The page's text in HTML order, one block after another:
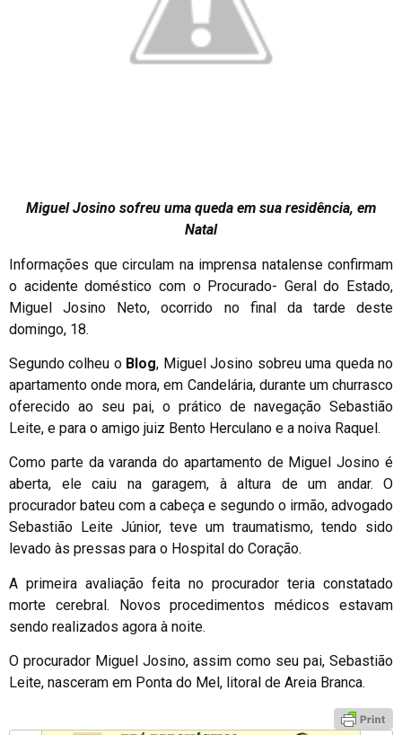
Miguel Josino sofreu uma queda em sua residência, em
Natal
Informações que circulam na imprensa natalense confirmam
o acidente doméstico com o Procurado- Geral do Estado,
Miguel Josino Neto, ocorrido no final da tarde deste
domingo, 18.
Segundo colheu o Blog, Miguel Josino sobreu uma queda no
apartamento onde mora, em Candelária, durante um churrasco
oferecido ao seu pai, o prático de navegação Sebastião
Leite, e para o amigo juiz Bento Herculano e a noiva Raquel.
Como parte da varanda do apartamento de Miguel Josino é
aberta, ele caiu na garagem, à altura de um andar. O
procurador bateu com a cabeça e segundo o irmão, advogado
Sebastião Leite Júnior, teve um traumatismo, tendo sido
levado às pressas para o Hospital do Coração.
A primeira avaliação feita no procurador teria constatado
morte cerebral. Novos procedimentos médicos estavam
sendo realizados agora à noite.
O procurador Miguel Josino, assim como seu pai, Sebastião
Leite, nasceram em Ponta do Mel, litoral de Areia Branca.